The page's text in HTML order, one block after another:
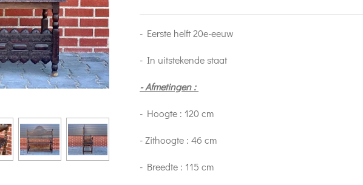
- Eerste helft 20e-eeuw
- In uitstekende staat
- Afmetingen :
- Hoogte : 120 cm
- Zithoogte : 46 cm
- Breedte : 115 cm